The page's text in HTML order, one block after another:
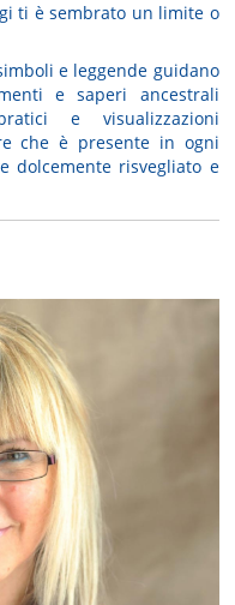
ti è sembrato un limite o
e leggende guidano
e saperi ancestrali
e visualizzazioni
che è presente in ogni
dolcemente risvegliato e